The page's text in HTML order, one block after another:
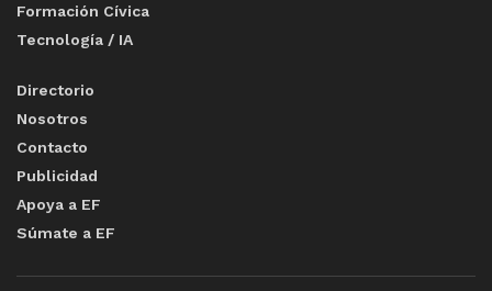
Formación Cívica
Tecnología / IA
Directorio
Nosotros
Contacto
Publicidad
Apoya a EF
Súmate a EF